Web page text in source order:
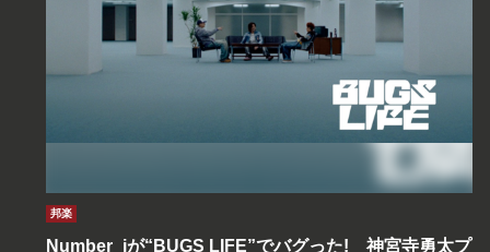
邦楽
Number_iが“BUGS LIFE”でバグった! 神宮寺勇太プ